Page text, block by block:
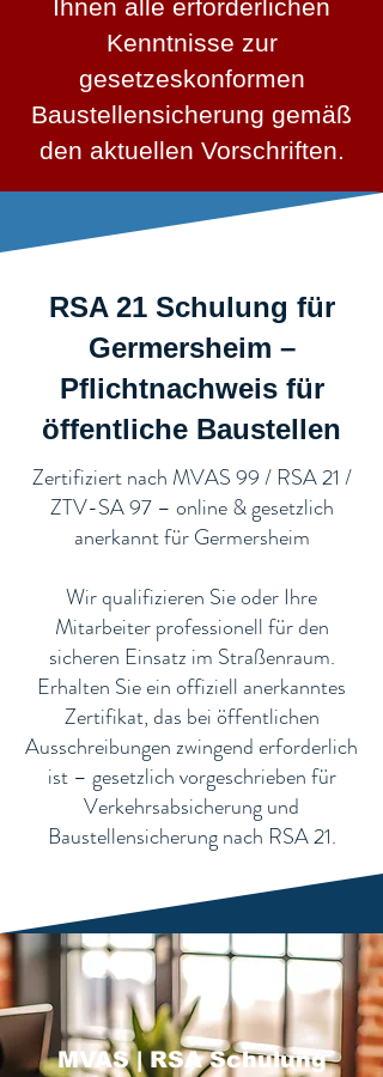
Ihnen alle erforderlichen
Kenntnisse zur
gesetzeskonformen
Baustellensicherung gemäß
den aktuellen Vorschriften.
RSA 21 Schulung für
Germersheim –
Pflichtnachweis für
öffentliche Baustellen​
​Zertifiziert nach MVAS 99 / RSA 21 /
ZTV-SA 97 – online & gesetzlich
anerkannt für Germersheim
Wir qualifizieren Sie oder Ihre
Mitarbeiter professionell für den
sicheren Einsatz im Straßenraum.
Erhalten Sie ein offiziell anerkanntes
Zertifikat, das bei öffentlichen
Ausschreibungen zwingend erforderlich
ist – gesetzlich vorgeschrieben für
Verkehrsabsicherung und
Baustellensicherung nach RSA 21.
MVAS | RSA Schulung